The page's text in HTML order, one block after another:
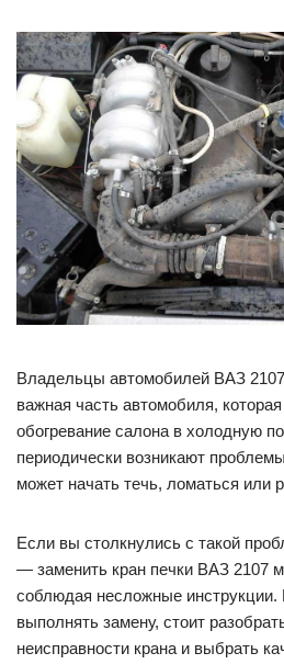
Владельцы автомобилей ВАЗ
важная часть автомобиля,
обогревание салона в холодную
периодически возникают
может начать течь, ломаться или
Если вы столкнулись с такой
— заменить кран печки ВАЗ 2107
соблюдая несложные
выполнять замену, стоит
неисправности крана и выбрать